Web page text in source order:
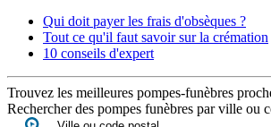
Qui doit payer les frais d'obsèques ?
Tout ce qu'il faut savoir sur la crémation
10 conseils d'expert
Trouvez les meilleures pompes-funèbres
Rechercher des pompes funèbres par ville ou